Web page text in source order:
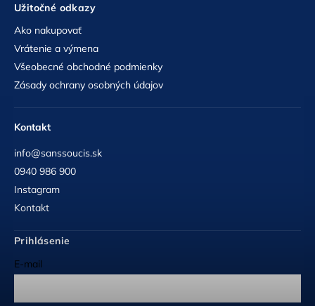
Užitočné odkazy
Ako nakupovať
Vrátenie a výmena
Všeobecné obchodné podmienky
Zásady ochrany osobných údajov
Kontakt
info@sanssoucis.sk
0940 986 900
Instagram
Kontakt
Prihlásenie
E-mail